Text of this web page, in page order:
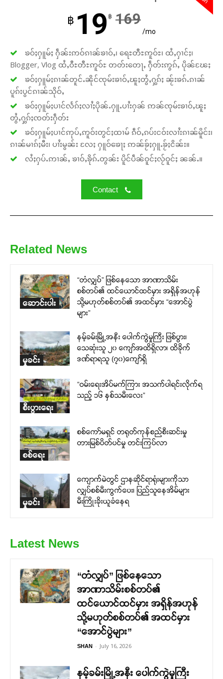
Your support keeps our voice
strong. Join us today and help
create a future where every story is
heard, every voice counts, and
justice can thrive.
Donate Now
฿ 19 ฿ 169
/mo
ၶဝ်ႈႁူမ်ႈ ႁဵၼ်းဢဝ်ၵၢၼ်ၶၢဝ်ႇ၊ ရေႊတီႊဢူဝ်ႊ၊ ထႆႇႁၢင်ႈ၊
Blogger, Vlog ထႆႇဝီႊတီႊဢူဝ်ႊ တတ်းတေႃႇ ႁဵတ်းဢွၵ်ႇ ပိုၼ်ၽႄႈ
ၶဝ်ႈႁူမ်ႈၵၢၼ်တူင်ႉၼိုင်ၸုမ်းၶၢဝ်ႇၽူႈတွႆႇႁွၵ်ႈ ၼႂ်းၶၵ်ႉၵၢၼ်
ပူၵ်းပွင်ၵၢၼ်သိုဝ်ႇ
ၶဝ်ႈႁူမ်ႈပၢင်လႅၵ်ႈလၢႆႈပိုၼ်ႉႁူႉပၢႆးႁၼ် ဢၼ်ၸုမ်းၶၢဝ်ႇၽူႈ
တွႆႇႁွၵ်ႈၸတ်းႁဵတ်း
ၶဝ်ႈႁူမ်ႈပၢင်ဢုပ်ႇဢူဝ်းတွင်ႈထၢမ် ၵဵဝ်ႇၵပ်းငဝ်းလၢႆးၵၢၼ်မိူင်း၊
ၵၢၼ်မၢၵ်ႈမီး၊ ပၢႆးမွၼ်း လႄႈ ႁူဝ်ၶေႃႈ ဢၼ်ၶႂ်ႈႁူႉၶႂ်ႈငိၼ်း။
လႆႈႁပ်ႉဢၢၼ်ႇ ၶၢဝ်ႇၶိုၵ်ႉတွၼ်း ပိူင်ပဵၼ်ဝူင်ႈလႂ်ဝူင်ႈ ၼၼ်ႉ။
Contact
Related News
ဆောင်းပါး
“တံလျှပ်” ဖြစ်နေသော အာဏာသိမ်း
စစ်တပ်၏ ထင်ယောင်ထင်မှား အရှိန်အဟုန်
သို့မဟုတ်စစ်တပ်၏ အထင်မှား “အောင်ပွဲ
များ”
မှုခင်း
နမ့်ခမ်းမြို့အနီး ပေါက်ကွဲမှုကြီး ဖြစ်ပွား၊
သေဆုံးသူ ၂၀ ကျော်အထိရှိလာ၊ ထိခိုက်
ဒဏ်ရာရသူ (၇၀)ကျော်ရှိ
စီးပွားရေး
“ဝမ်းရေးအိပ်မက်ကြား အသက်ပါရင်းလိုက်ရ
သည့် ၁၆ နှစ်သမီးလေး”
စစ်ရေး
စစ်ကော်မရှင် တရုတ်ကုန်စည်စီးဆင်းမှု
တားမြစ်ပိတ်ပင်မှု တင်းကြပ်လာ
မှုခင်း
ကျောက်မဲတွင် ဌာနဆိုင်ရာရုံးများကိုသာ
လျှပ်စစ်မီးကွက်ပေး၊ ပြည်သူနေအိမ်များ
မီးကြိုးခိုးယူခံနေရ
Latest News
“တံလျှပ်” ဖြစ်နေသော
အာဏာသိမ်းစစ်တပ်၏
ထင်ယောင်ထင်မှား အရှိန်အဟုန်
သို့မဟုတ်စစ်တပ်၏ အထင်မှား
“အောင်ပွဲများ”
SHAN - July 16, 2026
နမ့်ခမ်းမြို့အနီး ပေါက်ကွဲမှုကြီး